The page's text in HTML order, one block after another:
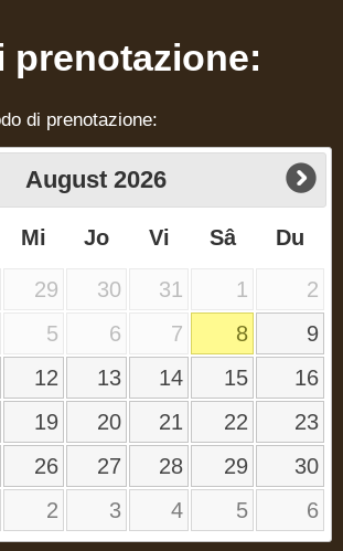
prenotazione:
di prenotazione:
August 2026
Mi Jo Vi Sâ Du
29 30 31 1
2
5 6 7 8
9
12 13 14 15
16
19 20 21 22
23
26 27 28 29
30
2 3 4 5 6